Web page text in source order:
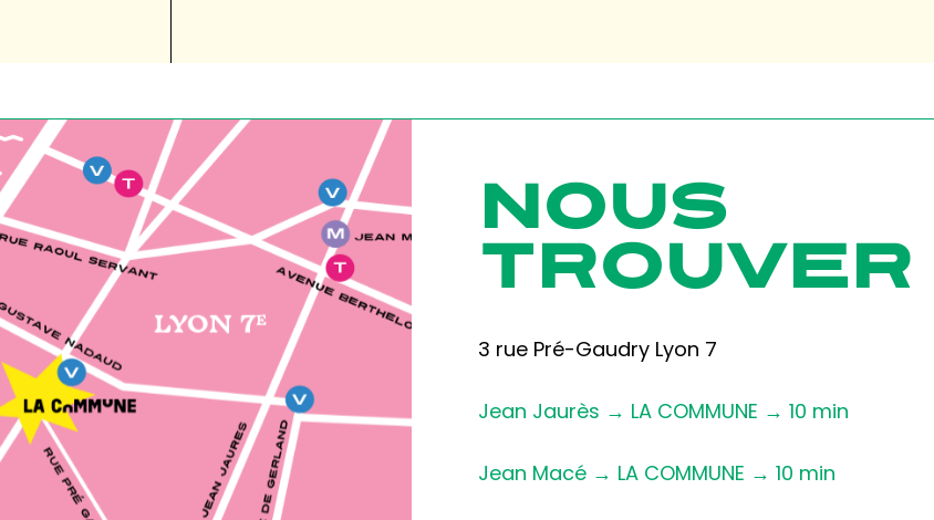
NOUS
TROUVER
3 rue Pré-Gaudry Lyon 7
Jean Jaurès → LA COMMUNE → 10 min
Jean Macé → LA COMMUNE → 10 min